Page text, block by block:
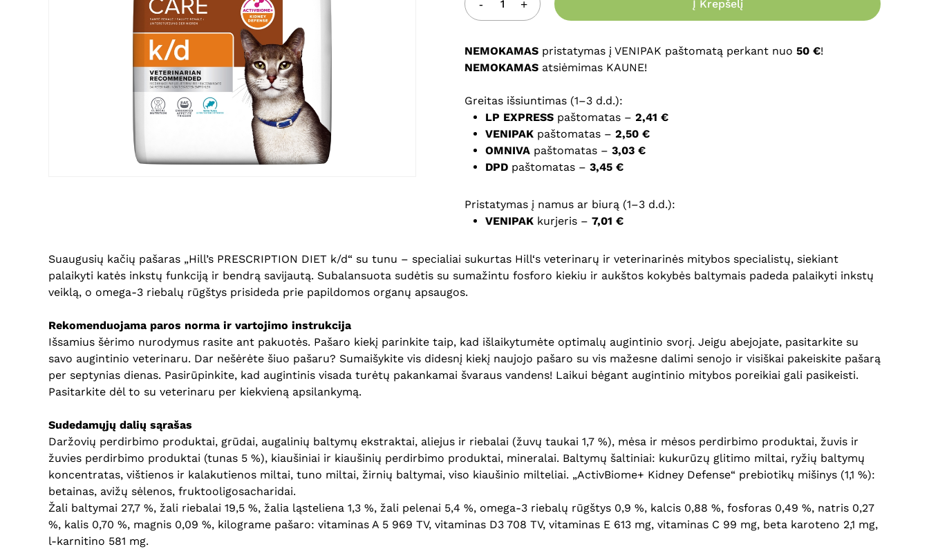
Į Krepšelį
NEMOKAMAS pristatymas į VENIPAK paštomatą perkant nuo 50 €!
NEMOKAMAS atsiėmimas KAUNE!
Greitas išsiuntimas (1–3 d.d.):
LP EXPRESS paštomatas – 2,41 €
VENIPAK paštomatas – 2,50 €
OMNIVA paštomatas – 3,03 €
DPD paštomatas – 3,45 €
Pristatymas į namus ar biurą (1–3 d.d.):
VENIPAK kurjeris – 7,01 €
Suaugusių kačių pašaras „Hill’s PRESCRIPTION DIET k/d“ su tunu – specialiai sukurtas Hill‘s veterinarų ir veterinarinės mitybos specialistų, siekiant
palaikyti katės inkstų funkciją ir bendrą savijautą. Subalansuota sudėtis su sumažintu fosforo kiekiu ir aukštos kokybės baltymais padeda palaikyti inkstų
veiklą, o omega-3 riebalų rūgštys prisideda prie papildomos organų apsaugos.
Rekomenduojama paros norma ir vartojimo instrukcija
Išsamius šėrimo nurodymus rasite ant pakuotės. Pašaro kiekį parinkite taip, kad išlaikytumėte optimalų augintinio svorį. Jeigu abejojate, pasitarkite su
savo augintinio veterinaru. Dar nešėrėte šiuo pašaru? Sumaišykite vis didesnį kiekį naujojo pašaro su vis mažesne dalimi senojo ir visiškai pakeiskite pašarą
per septynias dienas. Pasirūpinkite, kad augintinis visada turėtų pakankamai švaraus vandens! Laikui bėgant augintinio mitybos poreikiai gali pasikeisti.
Pasitarkite dėl to su veterinaru per kiekvieną apsilankymą.
Sudedamųjų dalių sąrašas
Daržovių perdirbimo produktai, grūdai, augalinių baltymų ekstraktai, aliejus ir riebalai (žuvų taukai 1,7 %), mėsa ir mėsos perdirbimo produktai, žuvis ir
žuvies perdirbimo produktai (tunas 5 %), kiaušiniai ir kiaušinių perdirbimo produktai, mineralai. Baltymų šaltiniai: kukurūzų glitimo miltai, ryžių baltymų
koncentratas, vištienos ir kalakutienos miltai, tuno miltai, žirnių baltymai, viso kiaušinio milteliai. „ActivBiome+ Kidney Defense“ prebiotikų mišinys (1,1 %):
betainas, avižų sėlenos, fruktooligosacharidai.
Žali baltymai 27,7 %, žali riebalai 19,5 %, žalia ląsteliena 1,3 %, žali pelenai 5,4 %, omega-3 riebalų rūgštys 0,9 %, kalcis 0,88 %, fosforas 0,49 %, natris 0,27
%, kalis 0,70 %, magnis 0,09 %, kilograme pašaro: vitaminas A 5 969 TV, vitaminas D3 708 TV, vitaminas E 613 mg, vitaminas C 99 mg, beta karoteno 2,1 mg,
l-karnitino 581 mg.
puslapį, kad jų nebereiktų įvesti iš naujo, kai kitą kartą vėl norėsiu parašyti
komentarą.